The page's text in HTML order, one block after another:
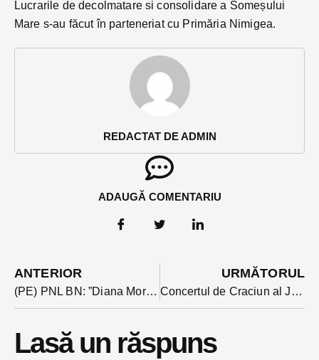
REDACTAT DE ADMIN
ADAUGĂ COMENTARIU
Lucrarile de decolmatare si consolidare a Someșului
Mare s-au făcut în parteneriat cu Primăria Nimigea.
ANTERIOR
(PE) PNL BN: ”Diana Morar a ajuns în sfârșit acasă”
URMĂTORUL
Concertul de Craciun al Johann Strauss Ensemble se mută anul acesta în Sala Teraplast Arena
Lasă un răspuns